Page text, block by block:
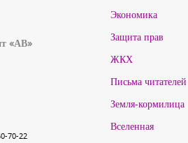
«АВ»
70-22
Экономика
Защита прав
ЖКХ
Письма читателей
Земля-кормилица
Вселенная